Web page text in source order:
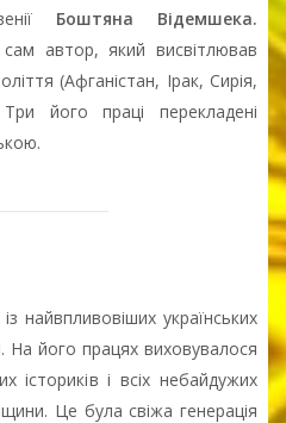
Боштяна Відемшека.
автор, який висвітлював
(Афганістан, Ірак, Сирія,
його праці перекладені
найвпливовіших українських
На його працях виховувалося
істориків і всіх небайдужих
Це була свіжа генерація